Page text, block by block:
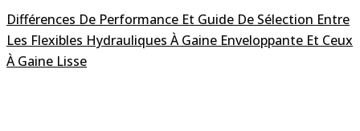
Différences De Performance Et Guide De Sélection Entre
Les Flexibles Hydrauliques À Gaine Enveloppante Et Ceux
À Gaine Lisse